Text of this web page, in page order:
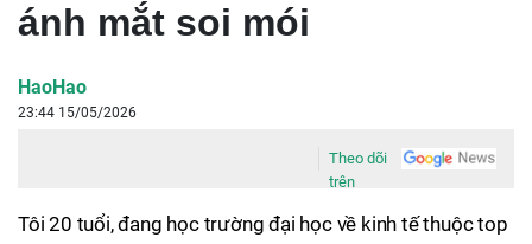
ánh mắt soi mói
HaoHao
23:44 15/05/2026
Theo dõi
trên
Tôi 20 tuổi, đang học trường đại học về kinh tế thuộc top